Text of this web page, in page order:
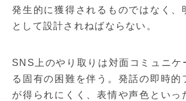
発生的に獲得されるものではなく、
として設計されねばならない。
SNS上のやり取りは対面コミュニケ
る固有の困難を伴う。発話の即時的
が得られにくく、表情や声色といっ